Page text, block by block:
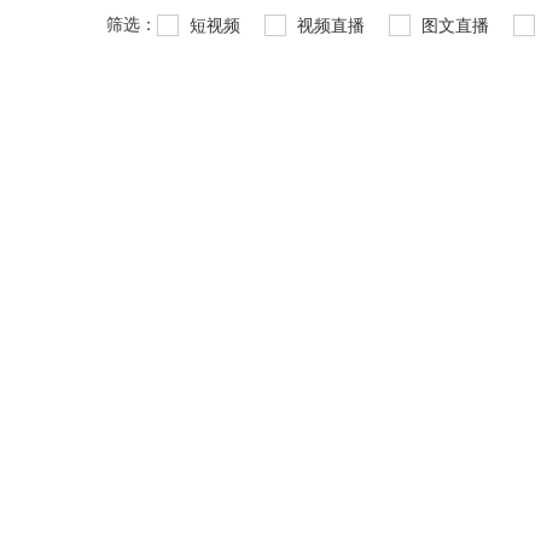
筛选： 短视频 视频直播 图文直播